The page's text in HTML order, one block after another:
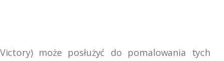
może posłużyć do pomalowania tych